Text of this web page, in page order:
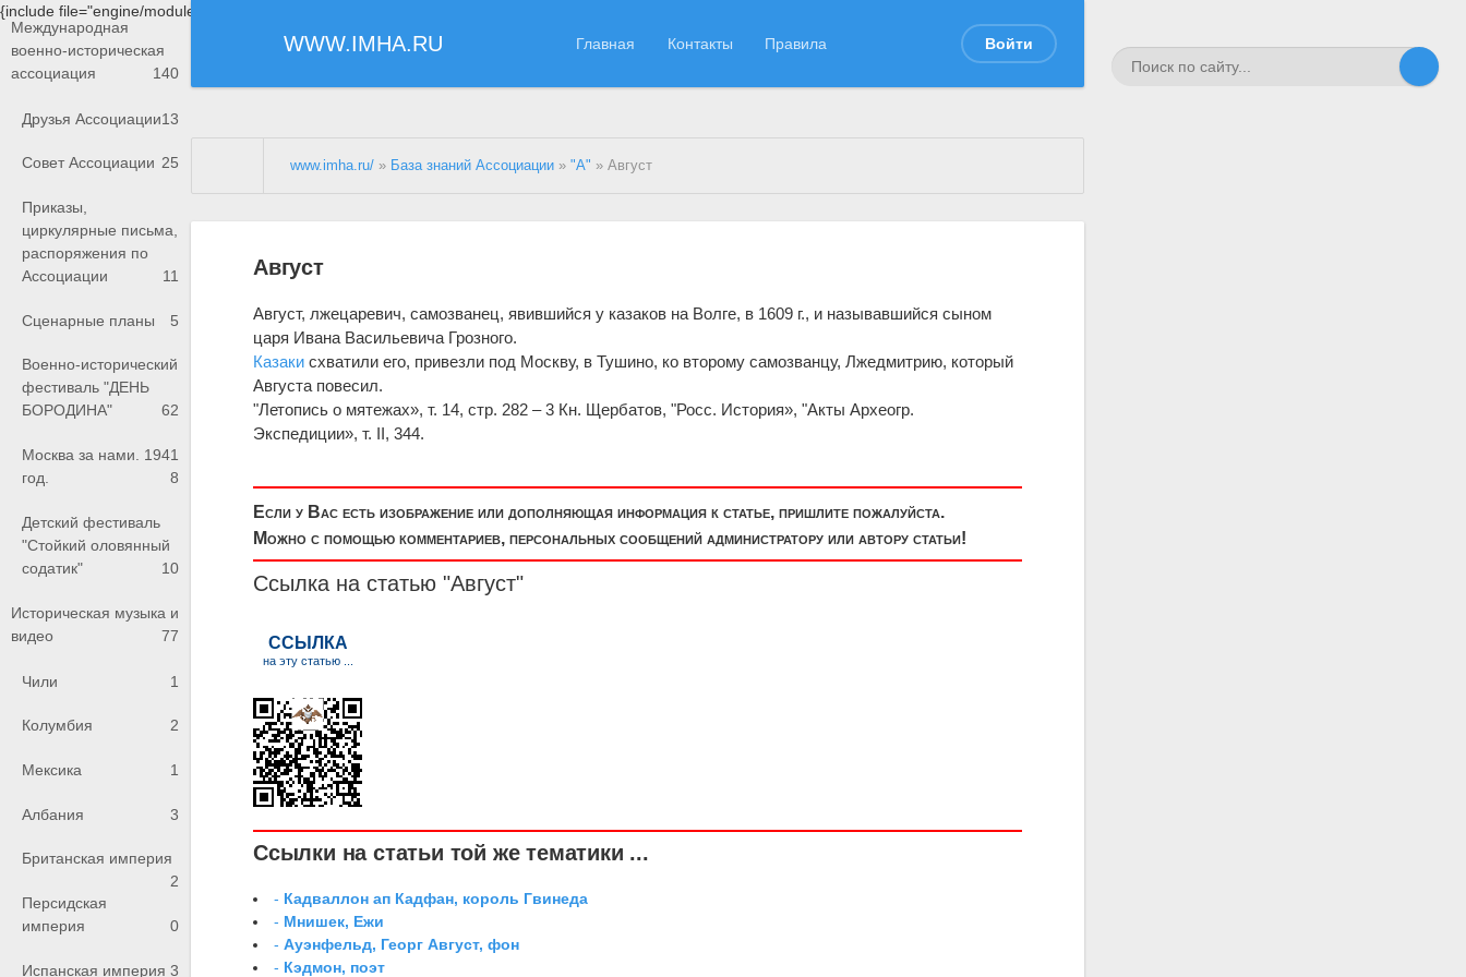
{include file="engine/modules/saperu/head.php"}
WWW.IMHA.RU Главная Контакты Правила Войти
Международная
военно-историческая
ассоциация
140
Друзья Ассоциации13
Совет Ассоциации 25
Приказы,
циркулярные письма,
распоряжения по
Ассоциации
11
Сценарные планы 5
Военно-исторический
фестиваль "ДЕНЬ
БОРОДИНА"
62
Москва за нами. 1941
год.
8
Детский фестиваль
"Стойкий оловянный
содатик"
10
Историческая музыка и
видео
77
Чили 1
Колумбия 2
Мексика 1
Албания 3
Британская империя
2
Персидская
империя
0
Испанская империя 3
www.imha.ru/ » База знаний Ассоциации »"А" » Август
Август
Август, лжецаревич, самозванец, явившийся у казаков на Волге, в 1609 г., и называвшийся сыном
царя Ивана Васильевича Грозного.
Казаки схватили его, привезли под Москву, в Тушино, ко второму самозванцу, Лжедмитрию, который
Августа повесил.
"Летопись о мятежах», т. 14, стр. 282 – 3 Кн. Щербатов, "Росс. История», "Акты Археогр.
Экспедиции», т. II, 344.
Если у Вас есть изображение или дополняющая информация к статье, пришлите пожалуйста.
Можно с помощью комментариев, персональных сообщений администратору или автору статьи!
Ссылка на статью "Август"
Ссылки на статьи той же тематики ...
- Кадваллон ап Кадфан, король Гвинеда
- Мнишек, Ежи
-Ауэнфельд, Георг Август, фон
- Кэдмон, поэт